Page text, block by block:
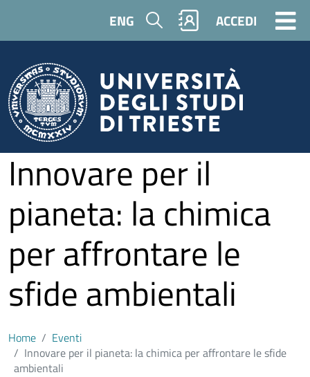
ENG Cerca ACCEDI
Innovare per il
pianeta: la chimica
per affrontare le
sfide ambientali
Home
Eventi
Innovare per il pianeta: la chimica per affrontare le sfide
ambientali